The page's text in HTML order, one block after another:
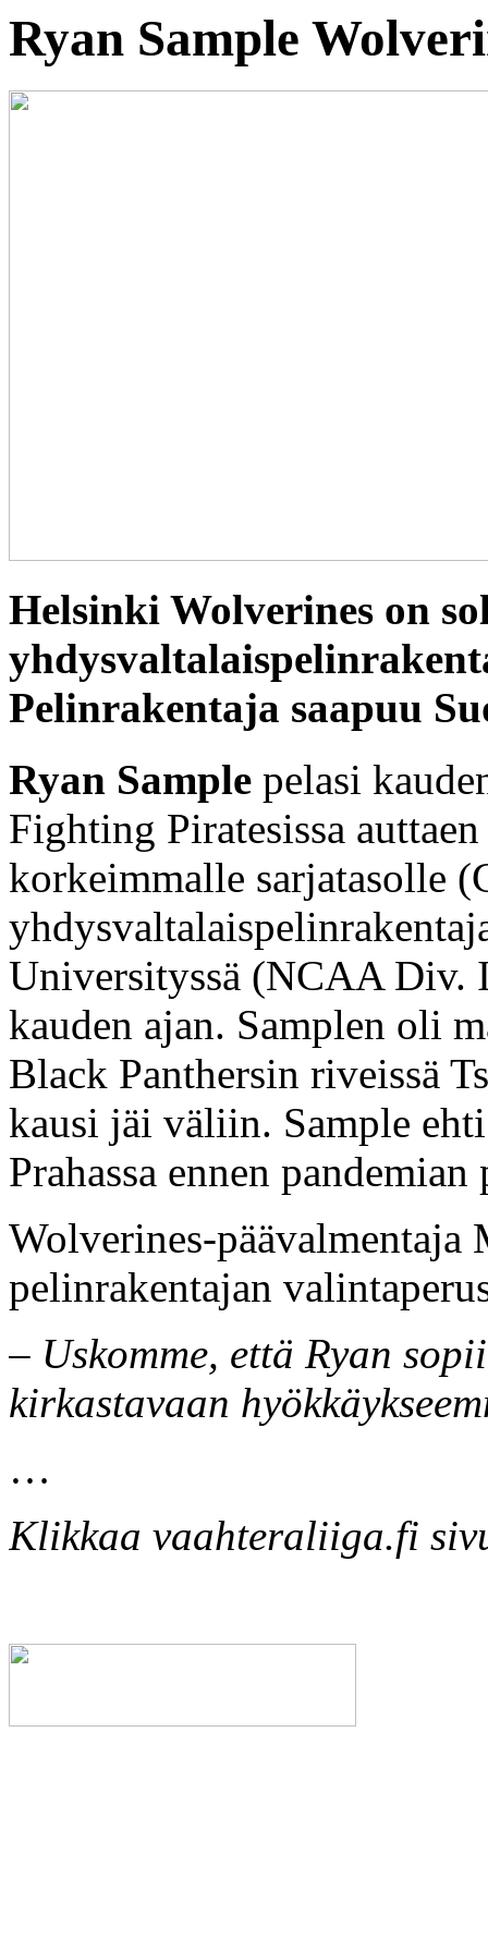
Ryan Sample
Helsinki Wolverines on
Pelinrakentaja saapuu
Ryan Sample pelasi
Fighting Piratesissa
korkeimmalle sarjatasolle
Universityssä (NCAA Div.
kauden ajan. Samplen oli
Black Panthersin riveissä
kausi jäi väliin. Sample
Prahassa ennen
Wolverines-
pelinrakentajan
– Uskomme, että Ryan
kirkastavaan
…
Klikkaa vaahteraliiga.fi